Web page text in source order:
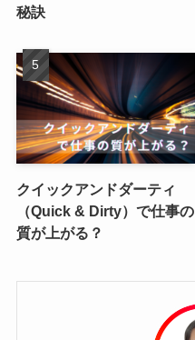
秘訣
クイックアンドダーティ
（Quick & Dirty）で仕事の
質が上がる？